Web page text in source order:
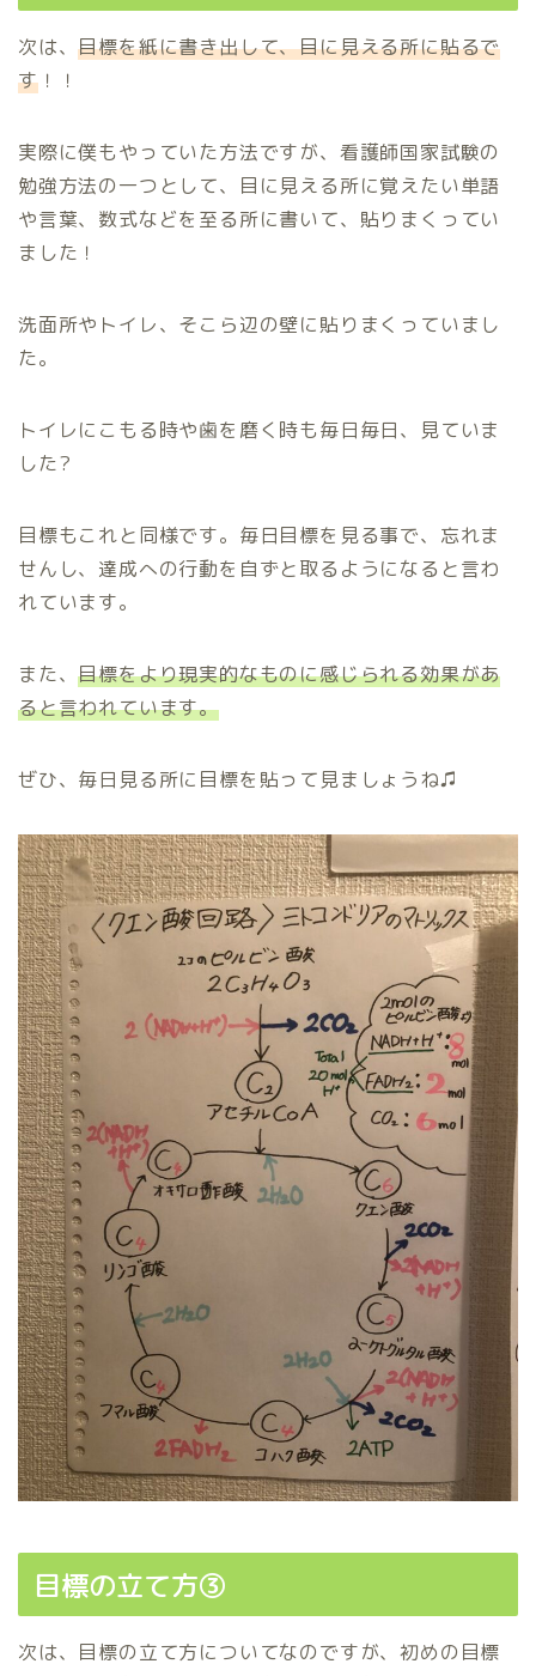
次は、目標を紙に書き出して、目に見える所に貼るで
す！！
実際に僕もやっていた方法ですが、看護師国家試験の
勉強方法の一つとして、目に見える所に覚えたい単語
や言葉、数式などを至る所に書いて、貼りまくってい
ました！
洗面所やトイレ、そこら辺の壁に貼りまくっていまし
た。
トイレにこもる時や歯を磨く時も毎日毎日、見ていま
した?
目標もこれと同様です。毎日目標を見る事で、忘れま
せんし、達成への行動を自ずと取るようになると言わ
れています。
また、目標をより現実的なものに感じられる効果があ
ると言われています。
ぜひ、毎日見る所に目標を貼って見ましょうね♫
目標の立て方③
次は、目標の立て方についてなのですが、初めの目標